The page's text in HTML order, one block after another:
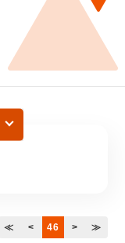
≪ < 46 > ≫